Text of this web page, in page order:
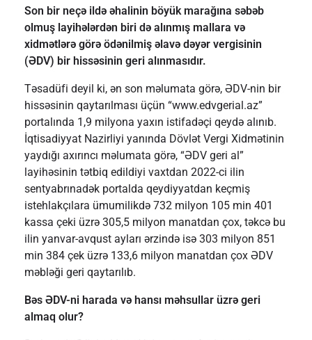
Son bir neçə ildə əhalinin böyük marağına səbəb
olmuş layihələrdən biri də alınmış mallara və
xidmətlərə görə ödənilmiş əlavə dəyər vergisinin
(ƏDV) bir hissəsinin geri alınmasıdır.
Təsadüfi deyil ki, ən son məlumata görə, ƏDV-nin bir
hissəsinin qaytarılması üçün “www.edvgerial.az”
portalında 1,9 milyona yaxın istifadəçi qeydə alınıb.
İqtisadiyyat Nazirliyi yanında Dövlət Vergi Xidmətinin
yaydığı axırıncı məlumata görə, “ƏDV geri al”
layihəsinin tətbiq edildiyi vaxtdan 2022-ci ilin
sentyabrınadək portalda qeydiyyatdan keçmiş
istehlakçılara ümumilikdə 732 milyon 105 min 401
kassa çeki üzrə 305,5 milyon manatdan çox, təkcə bu
ilin yanvar-avqust ayları ərzində isə 303 milyon 851
min 384 çek üzrə 133,6 milyon manatdan çox ƏDV
məbləği geri qaytarılıb.
Bəs ƏDV-ni harada və hansı məhsullar üzrə geri
almaq olur?